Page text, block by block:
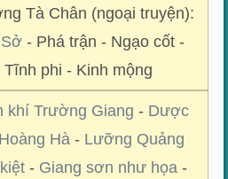
Tà Chân (ngoại truyện):
- Phá trận - Ngạo cốt -
Tĩnh phi - Kinh mộng
khí Trường Giang - Dược
Hà - Lưỡng Quảng
- Giang sơn như họa -